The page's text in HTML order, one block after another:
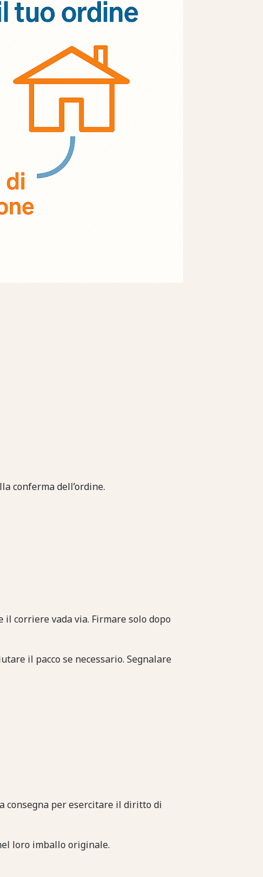
conferma dell’ordine.
corriere vada via. Firmare solo dopo
il pacco se necessario. Segnalare
consegna per esercitare il diritto di
loro imballo originale.